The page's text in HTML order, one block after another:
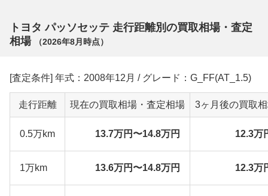
トヨタ パッソセッテ 走行距離別の買取相場・査定
相場
（2026年8月 時点）
[査定条件] 年式：2008年12月 / グレード：G_FF(AT_1.5)
走行距離 現在の買取相場・査定相場 3ヶ月後の買取
0.5万km 13.7万円〜14.8万円 12.3万
1万km 13.6万円〜14.8万円 12.3万